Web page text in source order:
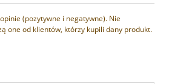
(pozytywne i negatywne). Nie
one od klientów, którzy kupili dany produkt.